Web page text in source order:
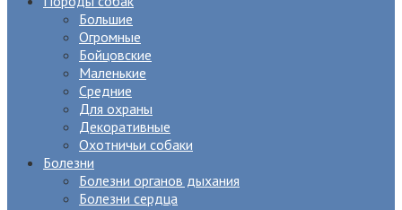
Большие
Огромные
Бойцовские
Маленькие
Средние
Для охраны
Декоративные
Охотничьи собаки
Болезни
Болезни органов дыхания
Болезни сердца